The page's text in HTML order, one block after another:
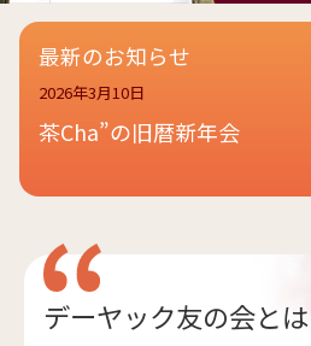
最新のお知らせ
2026年3月10日
茶Cha”の旧暦新年会
デーヤック友の会とは